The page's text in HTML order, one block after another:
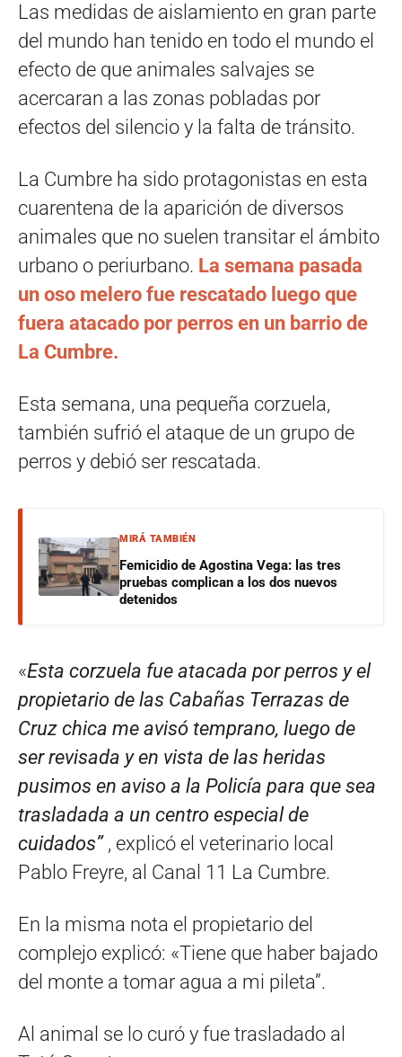
Las medidas de aislamiento en gran parte
del mundo han tenido en todo el mundo el
efecto de que animales salvajes se
acercaran a las zonas pobladas por
efectos del silencio y la falta de tránsito.
La Cumbre ha sido protagonistas en esta
cuarentena de la aparición de diversos
animales que no suelen transitar el ámbito
urbano o periurbano. La semana pasada
un oso melero fue rescatado luego que
fuera atacado por perros en un barrio de
La Cumbre.
Esta semana, una pequeña corzuela,
también sufrió el ataque de un grupo de
perros y debió ser rescatada.
MIRÁ TAMBIÉN
Femicidio de Agostina Vega: las tres
pruebas complican a los dos nuevos
detenidos
«Esta corzuela fue atacada por perros y el
propietario de las Cabañas Terrazas de
Cruz chica me avisó temprano, luego de
ser revisada y en vista de las heridas
pusimos en aviso a la Policía para que sea
trasladada a un centro especial de
cuidados”, explicó el veterinario local
Pablo Freyre, al Canal 11 La Cumbre.
En la misma nota el propietario del
complejo explicó: «Tiene que haber bajado
del monte a tomar agua a mi pileta”.
Al animal se lo curó y fue trasladado al